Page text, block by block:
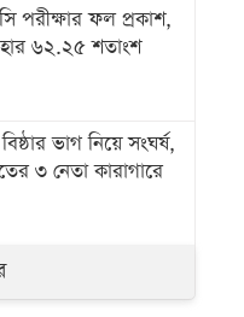
পরীক্ষার ফল প্রকাশ,
৬২.২৫ শতাংশ
ভাগ নিয়ে সংঘর্ষ,
৩ নেতা কারাগারে